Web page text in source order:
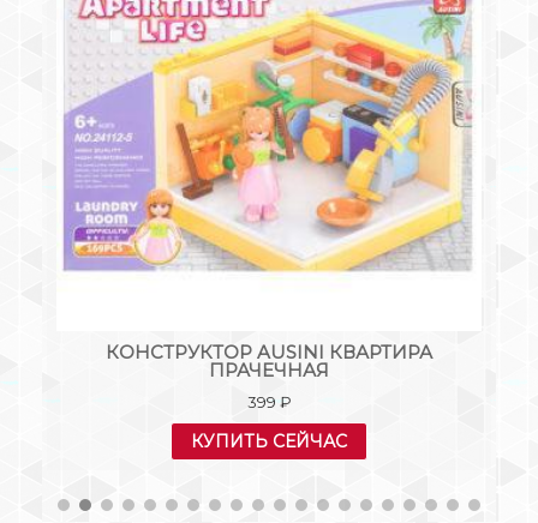
КОНСТРУКТОР AUSINI КВАРТИРА
ПРАЧЕЧНАЯ
399 ₽
КУПИТЬ СЕЙЧАС